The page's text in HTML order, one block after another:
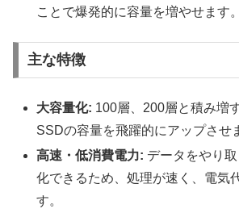
ことで爆発的に容量を増やせます。
主な特徴
大容量化: 100層、200層と積み増
SSDの容量を飛躍的にアップさせ
高速・低消費電力: データをやり
化できるため、処理が速く、電気
す。